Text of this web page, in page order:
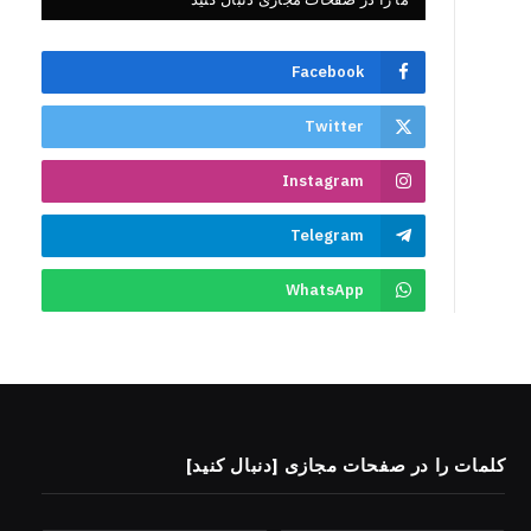
Facebook
Twitter
Instagram
Telegram
WhatsApp
کلمات را در صفحات مجازی [دنبال کنید]